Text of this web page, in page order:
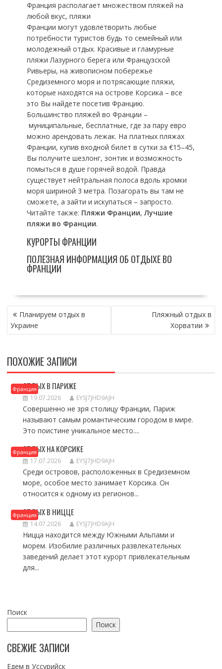
Франция располагает множеством пляжей на
любой вкус, пляжи
Франции могут удовлетворить любые
потребности туристов будь то семейный или
молодежный отдых. Красивые и гламурные
пляжи Лазурного берега или Французской
Ривьеры, на живописном побережье
Средиземного моря и потрясающие пляжи,
которые находятся на острове Корсика – все
это Вы найдете посетив Францию.
Большинство пляжей во Франции –
муниципальные, бесплатные, где за пару евро
можно арендовать лежак. На платных пляжах
Франции, купив входной билет в сутки за €15–45,
Вы получите шезлонг, зонтик и возможность
помыться в душе горячей водой. Правда
существует нейтральная полоса вдоль кромки
моря шириной 3 метра. Позагорать вы там не
сможете, а зайти и искупаться – запросто.
Читайте также: Пляжи Франции,Лучшие
пляжи во Франции.
КУРОРТЫ ФРАНЦИИ
ПОЛЕЗНАЯ ИНФОРМАЦИЯ ОБ ОТДЫХЕ ВО
ФРАНЦИИ
НАВИГАЦИЯ
ПО
ЗАПИСЯМ
Планируем отдых в
Украине
Пляжный отдых в
Хорватии
ПОХОЖИЕ ЗАПИСИ
Франция
ОТДЫХ В ПАРИЖЕ
19.07.2026 EYSJ7JHD9AJH
Совершенно не зря столицу Франции, Париж
называют самым романтическим городом в мире.
Это поистине уникальное место....
Франция
ОТДЫХ НА КОРСИКЕ
17.07.2026 EYSJ7JHD9AJH
Среди островов, расположенных в Средиземном
море, особое место занимает Корсика. Он
относится к одному из регионов...
Франция
ОТДЫХ В НИЦЦЕ
14.07.2026 EYSJ7JHD9AJH
Ницца находится между Южными Альпами и
морем. Изобилие различных развлекательных
заведений делает этот курорт привлекательным
для...
Поиск
Поиск
СВЕЖИЕ ЗАПИСИ
Едем в Уссурийск